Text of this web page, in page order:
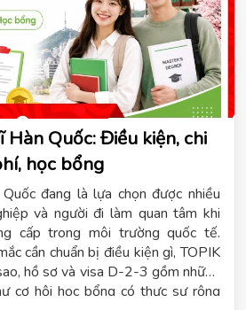
Hàn Quốc: Điều kiện, chi
học bổng
đang là lựa chọn được nhiều
và người đi làm quan tâm khi
cấp trong môi trường quốc tế.
cần chuẩn bị điều kiện gì, TOPIK
hồ sơ và visa D-2-3 gồm những
cơ hội học bổng có thực sự rộng